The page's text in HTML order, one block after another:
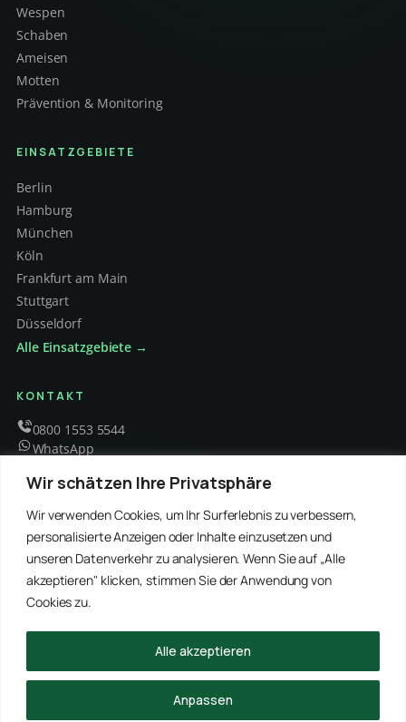
Wir schätzen Ihre Privatsphäre
Wir verwenden Cookies, um Ihr Surferlebnis zu verbessern,
personalisierte Anzeigen oder Inhalte einzusetzen und
unseren Datenverkehr zu analysieren. Wenn Sie auf „Alle
akzeptieren" klicken, stimmen Sie der Anwendung von
Cookies zu.
Anpassen
Alle akzeptieren
Wespen
Schaben
Ameisen
Motten
Prävention & Monitoring
EINSATZGEBIETE
Berlin
Hamburg
München
Köln
Frankfurt am Main
Stuttgart
Düsseldorf
Alle Einsatzgebiete →
KONTAKT
0800 1553 5544
WhatsApp
Mo – Fr 8 – 18 Uhr
EMPFOHLENE PARTNER
WinRei24 Dienstleistungen
Winterdienst Profi NRW
Winterdienst Niedersachsen
Winterdienst Hansa
Winterdienst Freitag
© 2026 Schädlingsbekämpfung Kraft · Alle Rechte vorbehalten